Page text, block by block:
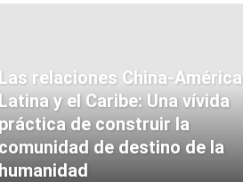
Las relaciones China-América
Latina y el Caribe: Una vívida
práctica de construir la
comunidad de destino de la
humanidad